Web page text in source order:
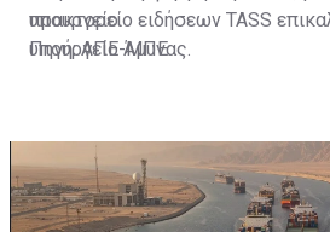
πρακτορείο ειδήσεων TASS
υπουργείο Άμυνας.
υπουργείο.
Πηγή: ΑΠΕ-ΜΠΕ